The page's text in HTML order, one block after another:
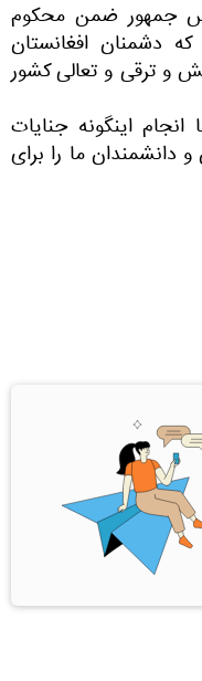
جمهور ضمن محکوم
دشمنان افغانستان
و ترقی و تعالی کشور
اینگونه جنایات
دانشمندان ما را برای